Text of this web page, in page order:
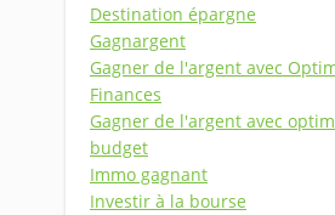
Destination épargne
Gagnargent
Gagner de l'argent avec
Finances
Gagner de l'argent avec
budget
Immo gagnant
Investir à la bourse